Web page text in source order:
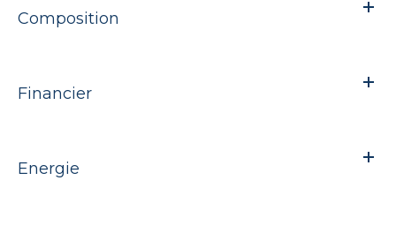
Composition
Financier
Energie